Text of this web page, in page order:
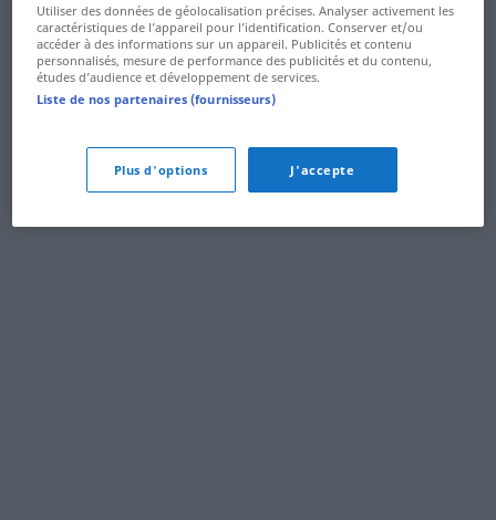
Utiliser des données de géolocalisation précises. Analyser activement les
caractéristiques de l’appareil pour l’identification. Conserver et/ou
accéder à des informations sur un appareil. Publicités et contenu
personnalisés, mesure de performance des publicités et du contenu,
études d’audience et développement de services.
Liste de nos partenaires (fournisseurs)
Plus d'options J'accepte